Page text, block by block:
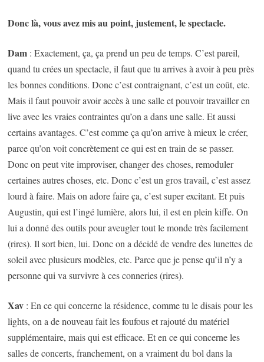
Donc là, vous avez mis au point, justement, le spectacle.
Dam : Exactement, ça, ça prend un peu de temps. C’est pareil,
quand tu crées un spectacle, il faut que tu arrives à avoir à peu près
les bonnes conditions. Donc c’est contraignant, c’est un coût, etc.
Mais il faut pouvoir avoir accès à une salle et pouvoir travailler en
live avec les vraies contraintes qu’on a dans une salle. Et aussi
certains avantages. C’est comme ça qu’on arrive à mieux le créer,
parce qu’on voit concrètement ce qui est en train de se passer.
Donc on peut vite improviser, changer des choses, remoduler
certaines autres choses, etc. Donc c’est un gros travail, c’est assez
lourd à faire. Mais on adore faire ça, c’est super excitant. Et puis
Augustin, qui est l’ingé lumière, alors lui, il est en plein kiffe. On
lui a donné des outils pour aveugler tout le monde très facilement
(rires). Il sort bien, lui. Donc on a décidé de vendre des lunettes de
soleil avec plusieurs modèles, etc. Parce que je pense qu’il n’y a
personne qui va survivre à ces conneries (rires).
Xav : En ce qui concerne la résidence, comme tu le disais pour les
lights, on a de nouveau fait les foufous et rajouté du matériel
supplémentaire, mais qui est efficace. Et en ce qui concerne les
salles de concerts, franchement, on a vraiment du bol dans la